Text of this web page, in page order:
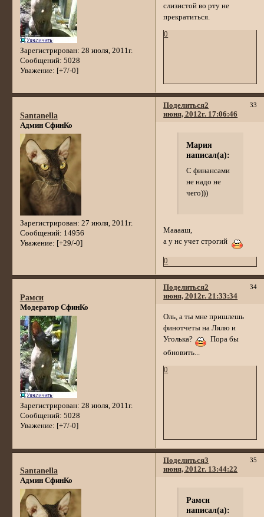
Зарегистрирован: 28 июля, 2011г.
Сообщений: 5028
Уважение: [+7/-0]
слизистой во рту не
прекратиться.
0
Поделиться 33
2
июня, 2012г. 17:06:46
Santanella
Админ СфинКо
Зарегистрирован: 27 июля, 2011г.
Сообщений: 14956
Уважение: [+29/-0]
Мария
написал(а):
С финансами
не надо не
чего)))
Мааааш,
а у нс учет строгий
0
Поделиться 34
2
июня, 2012г. 21:33:34
Рамси
Модератор СфинКо
Зарегистрирован: 28 июля, 2011г.
Сообщений: 5028
Уважение: [+7/-0]
Оль, а ты мне пришлешь
финотчеты на Лялю и
Уголька?
Пора бы
обновить...
0
Поделиться 35
3
июня, 2012г. 13:44:22
Santanella
Админ СфинКо
Рамси
написал(а):